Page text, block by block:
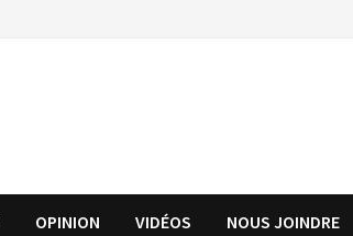
OPINION VIDÉOS NOUS JOINDRE